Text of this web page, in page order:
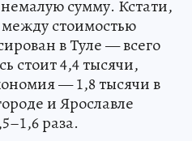
сумму. Кстати,
стоимостью
в Туле — всего
стоит 4,4 тысячи,
— 1,8 тысячи в
и Ярославле
раза.